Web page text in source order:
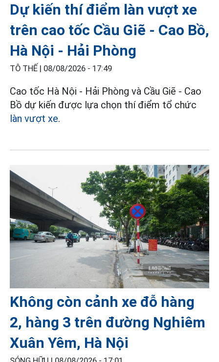
Dự kiến thí điểm làn vượt xe
trên cao tốc Cầu Giẽ - Cao Bồ,
Hà Nội - Hải Phòng
TÔ THẾ | 08/08/2026 - 17:49
Cao tốc Hà Nội - Hải Phòng và Cầu Giẽ - Cao
Bồ dự kiến được lựa chọn thí điểm tổ chức
làn vượt xe.
Không còn cảnh xe đỗ hàng
2, hàng 3 trên đường Nghiêm
Xuân Yêm, Hà Nội